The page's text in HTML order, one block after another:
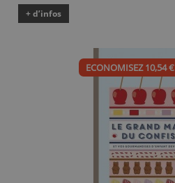
+ d’infos
ECONOMISEZ 10,54 €